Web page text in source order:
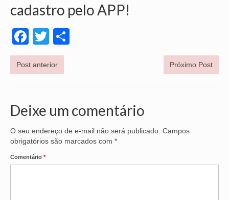
LGBTQIA+
MULHERES
OFICIAIS DE JUSTIÇA
TECNOLOGIA DA INFORMAÇÃO
cadastro pelo APP!
Facebook
Twitter
Post anterior Próximo Post
Deixe um comentário
O seu endereço de e-mail não será publicado. Campos
obrigatórios são marcados com *
Comentário *